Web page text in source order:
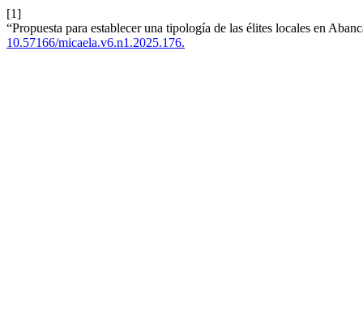
[1]
“Propuesta para establecer una tipología de las élites locales en
10.57166/micaela.v6.n1.2025.176.